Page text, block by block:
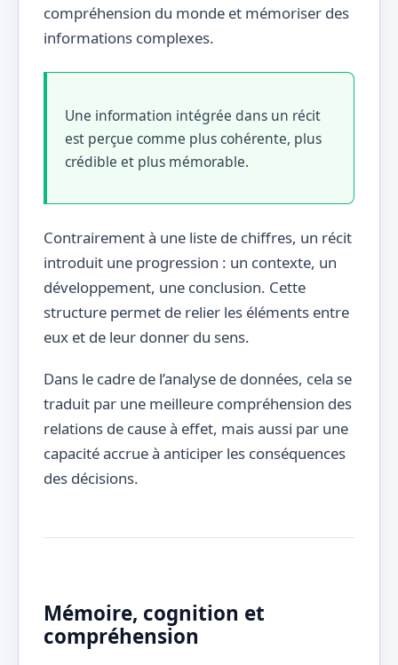
compréhension du monde et mémoriser des
informations complexes.
Une information intégrée dans un récit
est perçue comme plus cohérente, plus
crédible et plus mémorable.
Contrairement à une liste de chiffres, un récit
introduit une progression : un contexte, un
développement, une conclusion. Cette
structure permet de relier les éléments entre
eux et de leur donner du sens.
Dans le cadre de l’analyse de données, cela se
traduit par une meilleure compréhension des
relations de cause à effet, mais aussi par une
capacité accrue à anticiper les conséquences
des décisions.
Mémoire, cognition et
compréhension